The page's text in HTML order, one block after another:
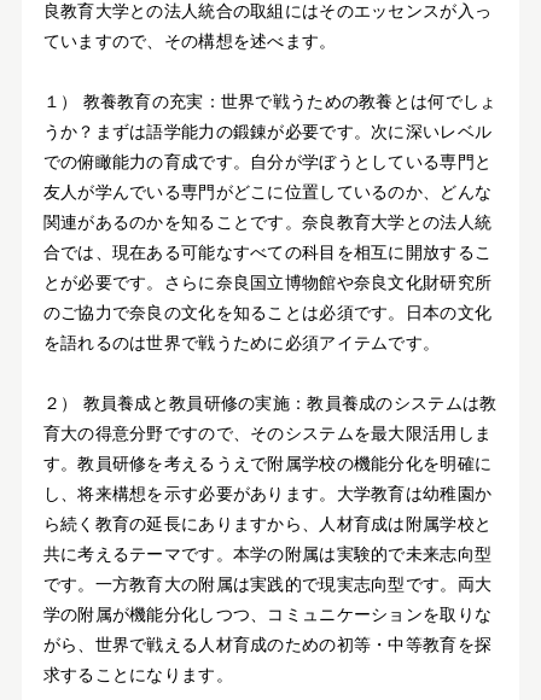
良教育大学との法人統合の取組にはそのエッセンスが入っ
ていますので、その構想を述べます。
１） 教養教育の充実：世界で戦うための教養とは何でしょ
うか？まずは語学能力の鍛錬が必要です。次に深いレベル
での俯瞰能力の育成です。自分が学ぼうとしている専門と
友人が学んでいる専門がどこに位置しているのか、どんな
関連があるのかを知ることです。奈良教育大学との法人統
合では、現在ある可能なすべての科目を相互に開放するこ
とが必要です。さらに奈良国立博物館や奈良文化財研究所
のご協力で奈良の文化を知ることは必須です。日本の文化
を語れるのは世界で戦うために必須アイテムです。
２） 教員養成と教員研修の実施：教員養成のシステムは教
育大の得意分野ですので、そのシステムを最大限活用しま
す。教員研修を考えるうえで附属学校の機能分化を明確に
し、将来構想を示す必要があります。大学教育は幼稚園か
ら続く教育の延長にありますから、人材育成は附属学校と
共に考えるテーマです。本学の附属は実験的で未来志向型
です。一方教育大の附属は実践的で現実志向型です。両大
学の附属が機能分化しつつ、コミュニケーションを取りな
がら、世界で戦える人材育成のための初等・中等教育を探
求することになります。